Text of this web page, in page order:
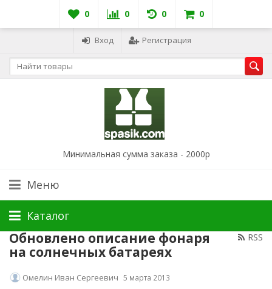
0 0 0 0
Вход Регистрация
Минимальная сумма заказа - 2000р
Меню
Каталог
RSS
Обновлено описание фонаря
на солнечных батареях
Омелин Иван Сергеевич 5 марта 2013